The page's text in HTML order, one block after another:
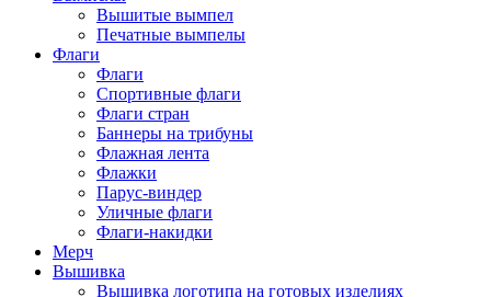
Вышитые вымпел
Печатные вымпелы
Флаги
Флаги
Спортивные флаги
Флаги стран
Баннеры на трибуны
Флажная лента
Флажки
Парус-виндер
Уличные флаги
Флаги-накидки
Мерч
Вышивка
Вышивка логотипа на готовых изделиях